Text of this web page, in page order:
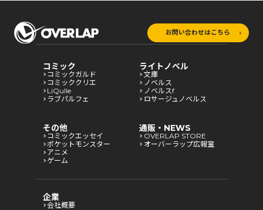
お問い合わせはこちら
コミック
コミックガルド
コミッククリエ
LiQulle
ラブパルフェ
ライトノベル
文庫
ノベルス
ノベルスf
ロサージュノベルス
その他
コミックエッセイ
ポケットモンスター
アニメ
ゲーム
通販・NEWS
OVERLAP STORE
オーバーラップ広報室
企業
会社概要